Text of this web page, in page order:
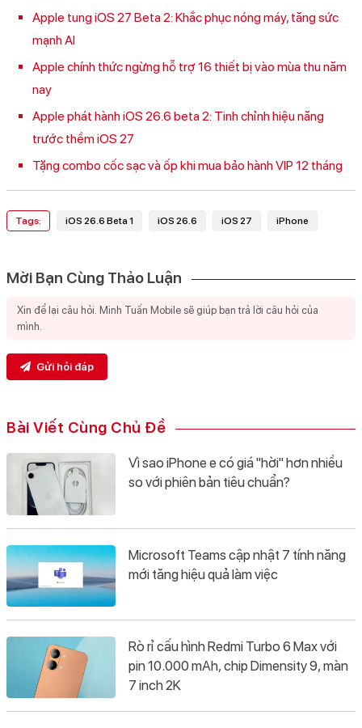
Apple tung iOS 27 Beta 2: Khắc phục nóng máy, tăng sức
mạnh AI
Apple chính thức ngừng hỗ trợ 16 thiết bị vào mùa thu năm
nay
Apple phát hành iOS 26.6 beta 2: Tinh chỉnh hiệu năng
trước thềm iOS 27
Tặng combo cốc sạc và ốp khi mua bảo hành VIP 12 tháng
Tags: iOS 26.6 Beta 1 iOS 26.6 iOS 27 iPhone
Mời Bạn Cùng Thảo Luận
Gửi hỏi đáp
Bài Viết Cùng Chủ Đề
Vì sao iPhone e có giá "hời" hơn nhiều
so với phiên bản tiêu chuẩn?
Microsoft Teams cập nhật 7 tính năng
mới tăng hiệu quả làm việc
Rò rỉ cấu hình Redmi Turbo 6 Max với
pin 10.000 mAh, chip Dimensity 9, màn
7 inch 2K